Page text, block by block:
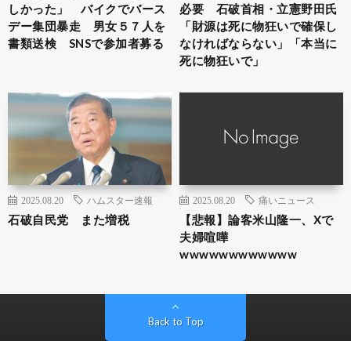
しかった」 バイクでバース
デー集団暴走 男女５７人を
書類送検 SNSで参加者募る
必要 石破首相・立憲野田氏
「財源は死に物狂いで確保し
なければならない」「本当に
死に物狂いで」
2025.08.20 ハムスター速報
石破自民党 また増税
2025.08.20 痛いニュース
【悲報】論客米山隆一、Xで
夫婦喧嘩
wwwwwwwwwwww
Back to Top